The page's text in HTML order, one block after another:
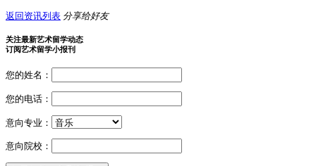
返回资讯列表 分享给好友
关注最新艺术留学动态
订阅艺术留学小报刊
您的姓名：
您的电话：
意向专业：
意向院校：